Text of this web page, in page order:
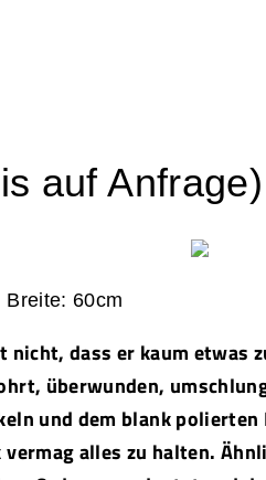
auf Anfrage)
60cm
nicht, dass er kaum etwas
überwunden,
und dem blank
alles zu halten.